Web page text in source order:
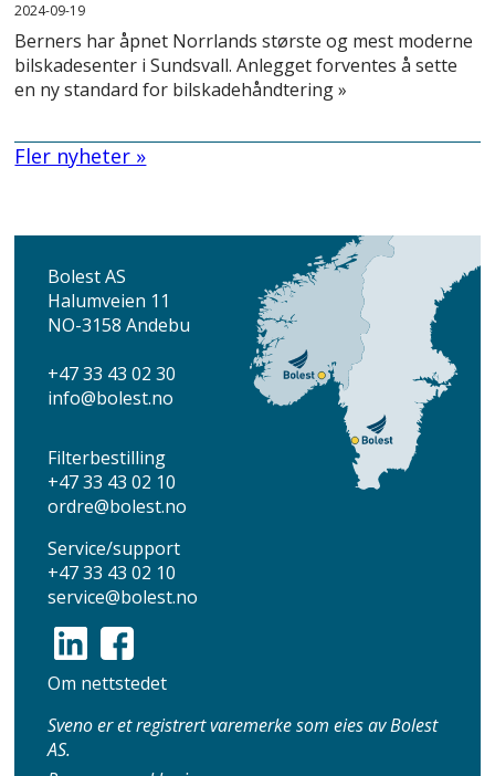
2024-09-19
Berners har åpnet Norrlands største og mest moderne
bilskadesenter i Sundsvall. Anlegget forventes å sette
en ny standard for bilskadehåndtering »
Fler nyheter »
Bolest AS
Halumveien 11
NO-3158 Andebu
+47 33 43 02 30
info@bolest.no
Filterbestilling
+47 33 43 02 10
ordre@bolest.no
Service/support
+47 33 43 02 10
service@bolest.no
Om nettstedet
Sveno er et registrert varemerke som eies av Bolest
AS.